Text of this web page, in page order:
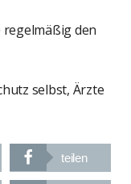
regelmäßig den
selbst, Ärzte
teilen